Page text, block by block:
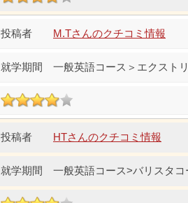
M.Tさんのクチコミ情報
一般英語コース＞エクスト
HTさんのクチコミ情報
一般英語コース>バリスタコ